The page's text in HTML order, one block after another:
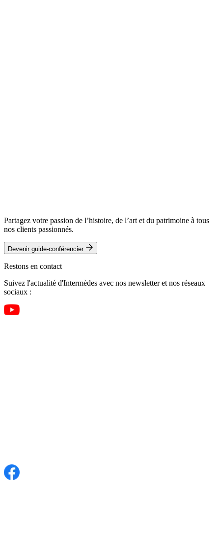
Partagez votre passion de l’histoire, de l’art et du patrimoine à tous
nos clients passionnés.
Devenir guide-conférencier
Restons en contact
Suivez l'actualité d'Intermèdes avec nos newsletter et nos réseaux
sociaux :